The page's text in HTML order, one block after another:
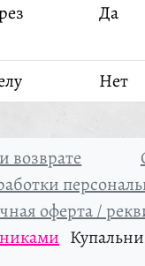
Да
Нет
возврате
оферта /